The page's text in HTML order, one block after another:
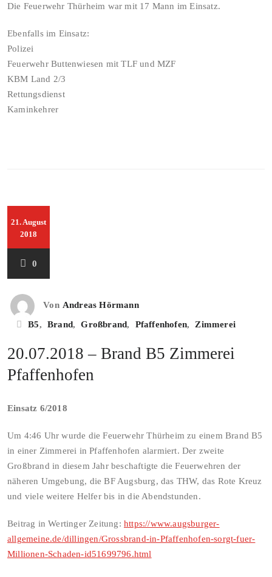
Die Feuerwehr Thürheim war mit 17 Mann im Einsatz.
Ebenfalls im Einsatz:
Polizei
Feuerwehr Buttenwiesen mit TLF und MZF
KBM Land 2/3
Rettungsdienst
Kaminkehrer
21. August
2018
0
Von Andreas Hörmann
B5, Brand, Großbrand, Pfaffenhofen, Zimmerei
20.07.2018 – Brand B5 Zimmerei
Pfaffenhofen
Einsatz 6/2018
Um 4:46 Uhr wurde die Feuerwehr Thürheim zu einem Brand B5
in einer Zimmerei in Pfaffenhofen alarmiert. Der zweite
Großbrand in diesem Jahr beschaftigte die Feuerwehren der
näheren Umgebung, die BF Augsburg, das THW, das Rote Kreuz
und viele weitere Helfer bis in die Abendstunden.
Beitrag in Wertinger Zeitung: https://www.augsburger-
allgemeine.de/dillingen/Grossbrand-in-Pfaffenhofen-sorgt-fuer-
Millionen-Schaden-id51699796.html